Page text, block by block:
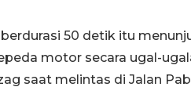
50 detik itu
motor secara ugal-
saat melintas di Jalan